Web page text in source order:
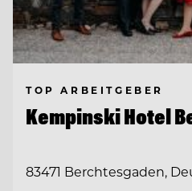
TOP ARBEITGEBER
Kempinski Hotel
83471 Berchtesgaden,